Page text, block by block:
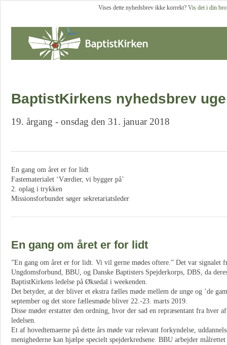
Vises dette nyhedsbrev ikke korrekt? Vis det i din
BaptistKirkens nyhedsbrev
19. årgang - onsdag den 31. januar 2018
En gang om året er for lidt
Fastematerialet ‘Værdier, vi bygger på’
2. oplag i trykken
Missionsforbundet søger sekretariatsleder
En gang om året er for lidt
”En gang om året er for lidt. Vi vil gerne mødes oftere.” Det var signalet
Ungdomsforbund, BBU, og Danske Baptisters Spejderkorps, DBS, da
BaptistKirkens ledelse på Øksedal i weekenden.
Det betyder, at der bliver et ekstra fælles møde mellem de unge og ’de
september og det store fællesmøde bliver 22.-23. marts 2019.
Disse møder erstatter den ordning, hvor der sad en repræsentant fra hver
ledelsen.
Et af hovedtemaerne på dette års møde var relevant forkyndelse,
menighederne kan hjælpe specielt spejderkredsene. BBU arbejder